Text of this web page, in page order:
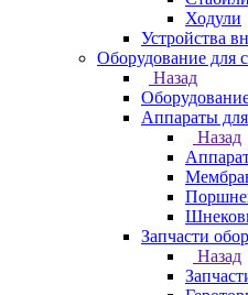
Ходули
Устройства
Оборудование для
Назад
Аппараты
Назад
Запчасти
Назад